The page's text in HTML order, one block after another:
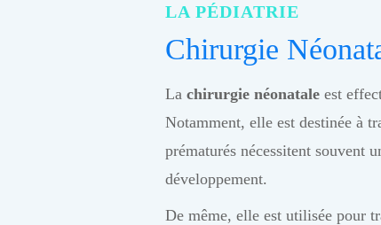
LA PÉDIATRIE
Chirurgie
La chirurgie néonatale est
Notamment, elle est destinée à
prématurés nécessitent souvent
développement.
De même, elle est utilisée pour